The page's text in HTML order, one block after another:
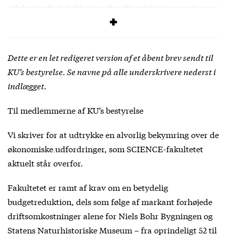
Uniavisen forbeholder sig retten til at slette kommentarer,
debatregler
Dette er en let redigeret version af et åbent brev sendt til
KU’s bestyrelse. Se navne på alle underskrivere nederst i
indlægget.
Til medlemmerne af KU’s bestyrelse
Vi skriver for at udtrykke en alvorlig bekymring overde
økonomiske udfordringer, som SCIENCE-fakultetet
aktuelt står overfor.
Fakultetet er ramt af krav om en betydelig
budgetreduktion, dels som følge af markant forhøjede
driftsomkostninger alene for Niels Bohr Bygningen og
Statens Naturhistoriske Museum – fra oprindeligt 52 til